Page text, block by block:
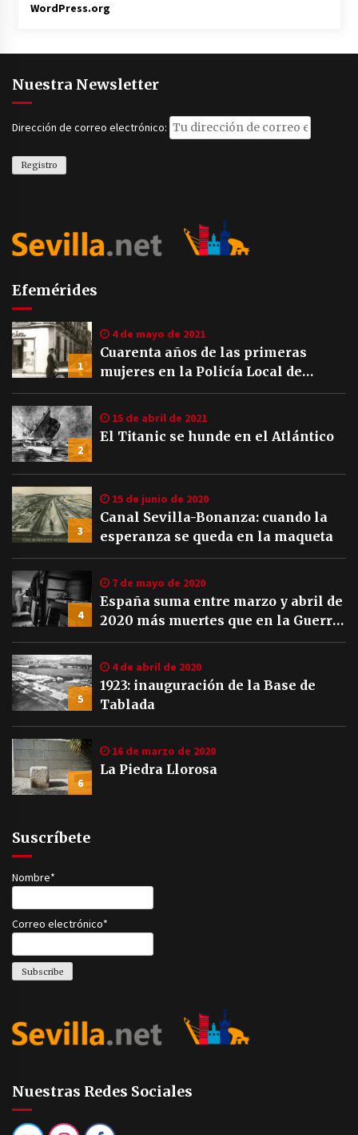
WordPress.org
Nuestra Newsletter
Dirección de correo electrónico:
Efemérides
1
4 de mayo de 2021
Cuarenta años de las primeras
mujeres en la Policía Local de
Sevilla
2
15 de abril de 2021
El Titanic se hunde en el Atlántico
3
15 de junio de 2020
Canal Sevilla-Bonanza: cuando la
esperanza se queda en la maqueta
4
7 de mayo de 2020
España suma entre marzo y abril de
2020 más muertes que en la Guerra
Civil
5
4 de abril de 2020
1923: inauguración de la Base de
Tablada
6
16 de marzo de 2020
La Piedra Llorosa
Suscríbete
Nombre*
Correo electrónico*
Nuestras Redes Sociales